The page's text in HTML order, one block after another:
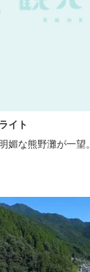
イト
媚な熊野灘が一望。